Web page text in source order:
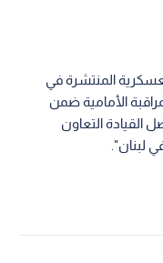
المنتشرة في
الأمامية ضمن
القيادة التعاون
لبنان".